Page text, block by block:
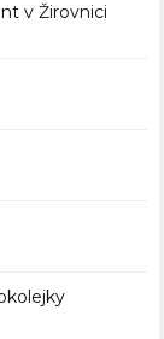
v Žirovnici